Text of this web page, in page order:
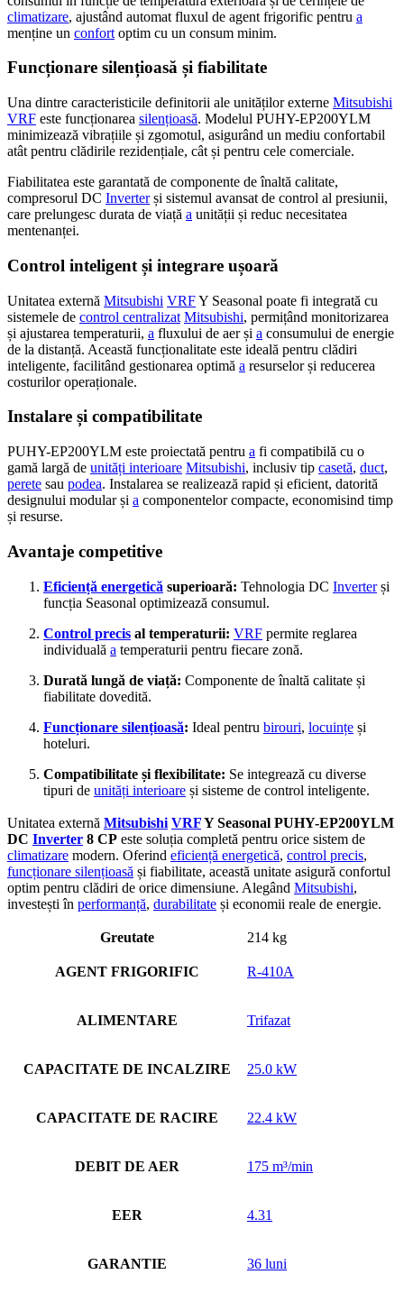
climatizare, ajustând automat fluxul de agent frigorific pentru a
menține un confort optim cu un consum minim.
Funcționare silențioasă și fiabilitate
Una dintre caracteristicile definitorii ale unităților externe Mitsubishi
VRF este funcționarea silențioasă. Modelul PUHY-EP200YLM
minimizează vibrațiile și zgomotul, asigurând un mediu confortabil
atât pentru clădirile rezidențiale, cât și pentru cele comerciale.
Fiabilitatea este garantată de componente de înaltă calitate,
compresorul DC Inverterși sistemul avansat de control al presiunii,
care prelungesc durata de viață a unității și reduc necesitatea
mentenanței.
Control inteligent și integrare ușoară
Unitatea externă Mitsubishi VRFY Seasonal poate fi integrată cu
sistemele de control centralizat Mitsubishi, permițând monitorizarea
și ajustarea temperaturii, a fluxului de aer și a consumului de energie
de la distanță. Această funcționalitate este ideală pentru clădiri
inteligente, facilitând gestionarea optimă a resurselor și reducerea
costurilor operaționale.
Instalare și compatibilitate
PUHY-EP200YLM este proiectată pentru a fi compatibilă cu o
gamă largă de unități interioare Mitsubishi, inclusiv tip casetă, duct,
perete sau podea. Instalarea se realizează rapid și eficient, datorită
designului modular și a componentelor compacte, economisind timp
și resurse.
Avantaje competitive
Eficiență energetică superioară: Tehnologia DC Inverterși
funcția Seasonal optimizează consumul.
Control precis al temperaturii: VRF permite reglarea
individuală a temperaturii pentru fiecare zonă.
Durată lungă de viață: Componente de înaltă calitate și
fiabilitate dovedită.
Funcționare silențioasă: Ideal pentru birouri, locuințe și
hoteluri.
Compatibilitate și flexibilitate: Se integrează cu diverse
tipuri de unități interioare și sisteme de control inteligente.
Unitatea externă Mitsubishi VRFY Seasonal PUHY-EP200YLM
DC Inverter 8 CP este soluția completă pentru orice sistem de
climatizare modern. Oferind eficiență energetică, control precis,
funcționare silențioasă și fiabilitate, această unitate asigură confortul
optim pentru clădiri de orice dimensiune. Alegând Mitsubishi,
investești în performanță, durabilitate și economii reale de energie.
Greutate 214 kg
AGENT FRIGORIFIC R-410A
ALIMENTARE Trifazat
CAPACITATE DE INCALZIRE 25.0 kW
CAPACITATE DE RACIRE 22.4 kW
DEBIT DE AER 175 m³/min
EER 4.31
GARANTIE 36 luni